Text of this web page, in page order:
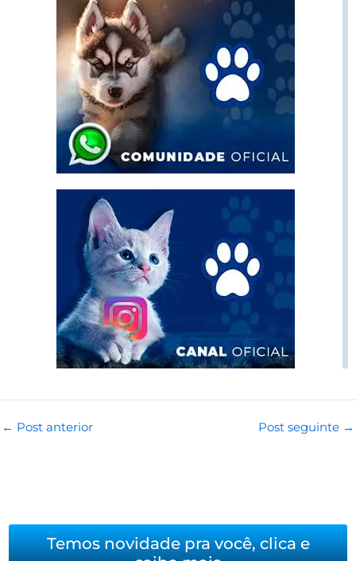
← Post anterior Post seguinte →
Temos novidade pra você, clica e